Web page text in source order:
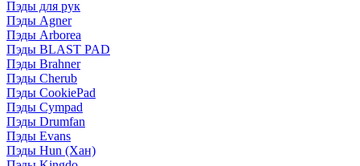
Пэды для рук
Пэды Agner
Пэды Arborea
Пэды BLAST PAD
Пэды Brahner
Пэды Cherub
Пэды CookiePad
Пэды Cympad
Пэды Drumfan
Пэды Evans
Пэды Hun (Хан)